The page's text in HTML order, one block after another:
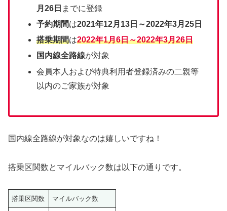
月26日 までに登録
予約期間は2021年12月13日～2022年3月25日
搭乗期間は2022年1月6日～2022年3月26日
国内線全路線が対象
会員本人および特典利用者登録済みの二親等
以内のご家族が対象
国内線全路線が対象なのは嬉しいですね！
搭乗区関数とマイルバック数は以下の通りです。
搭乗区関数 マイルバック数